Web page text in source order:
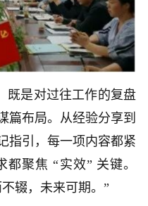
既是对过往工作的复盘
篇布局。从经验分享到
指引，每一项内容都紧
聚焦 “实效” 关键。
辍，未来可期。”